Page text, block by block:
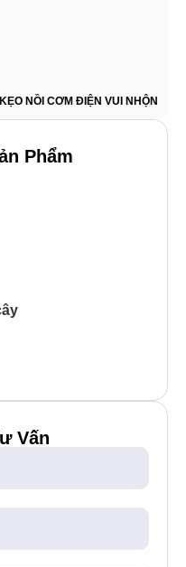
KẸO NỒI CƠM ĐIỆN VUI NHỘN
Phẩm
Vấn